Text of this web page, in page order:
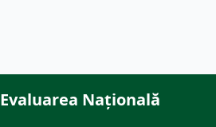
Evaluarea Națională